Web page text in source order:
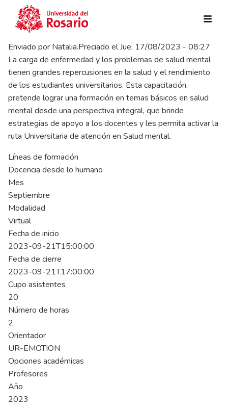
Pasar al contenido principal
Enviado por Natalia.Preciado elJue, 17/08/2023 - 08:27
La carga de enfermedad y los problemas de salud mental
tienen grandes repercusiones en la salud y el rendimiento
de los estudiantes universitarios. Esta capacitación,
pretende lograr una formación en temas básicos en salud
mental desde una perspectiva integral, que brinde
estrategias de apoyo a los docentes y les permita activar la
ruta Universitaria de atención en Salud mental.
Líneas de formación
Docencia desde lo humano
Mes
Septiembre
Modalidad
Virtual
Fecha de inicio
2023-09-21T15:00:00
Fecha de cierre
2023-09-21T17:00:00
Cupo asistentes
20
Número de horas
2
Orientador
UR-EMOTION
Opciones académicas
Profesores
Año
2023